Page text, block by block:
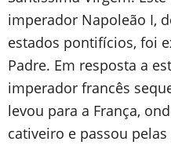
imperador Napoleão I,
estados pontifícios, foi
Padre. Em resposta a
imperador francês
levou para a França,
cativeiro e passou